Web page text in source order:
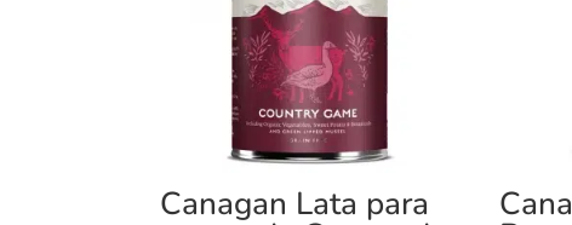
Canagan Lata para